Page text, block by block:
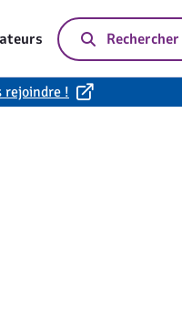
Rechercher
rejoindre !